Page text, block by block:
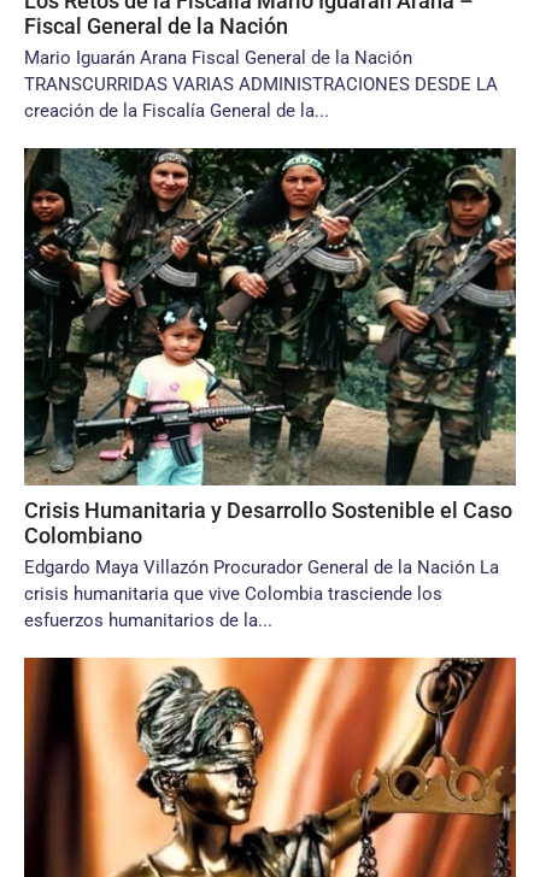
Fiscal General de la Nación
Mario Iguarán Arana Fiscal General de la Nación
TRANSCURRIDAS VARIAS ADMINISTRACIONES DESDE LA
creación de la Fiscalía General de la...
Crisis Humanitaria y Desarrollo Sostenible el Caso
Colombiano
Edgardo Maya Villazón Procurador General de la Nación La
crisis humanitaria que vive Colombia trasciende los
esfuerzos humanitarios de la...